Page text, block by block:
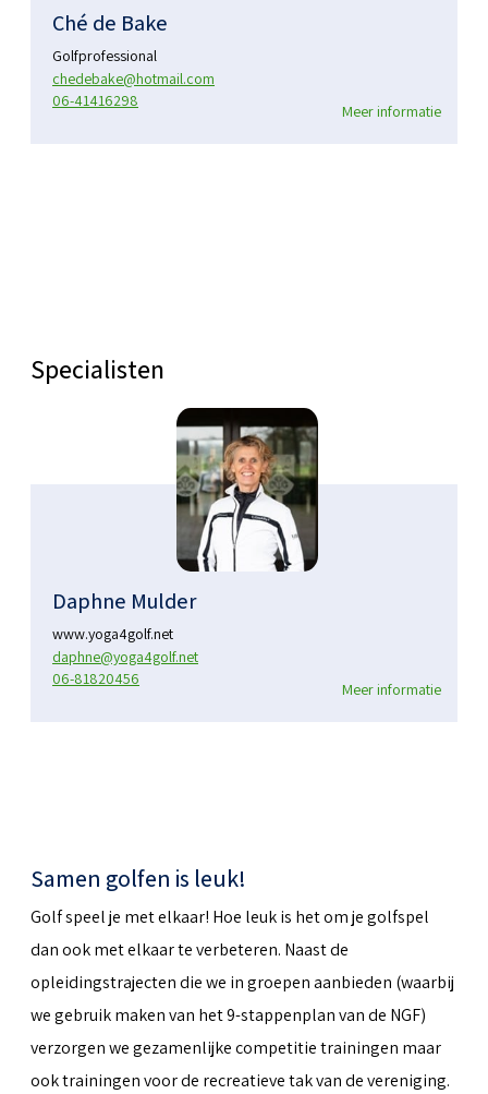
Ché de Bake
Golfprofessional
chedebake@hotmail.com
06-41416298
Meer informatie
Specialisten
Daphne Mulder
www.yoga4golf.net
daphne@yoga4golf.net
06-81820456
Meer informatie
Samen golfen is leuk!
Golf speel je met elkaar! Hoe leuk is het om je golfspel
dan ook met elkaar te verbeteren. Naast de
opleidingstrajecten die we in groepen aanbieden (waarbij
we gebruik maken van het 9-stappenplan van de NGF)
verzorgen we gezamenlijke competitie trainingen maar
ook trainingen voor de recreatieve tak van de vereniging.